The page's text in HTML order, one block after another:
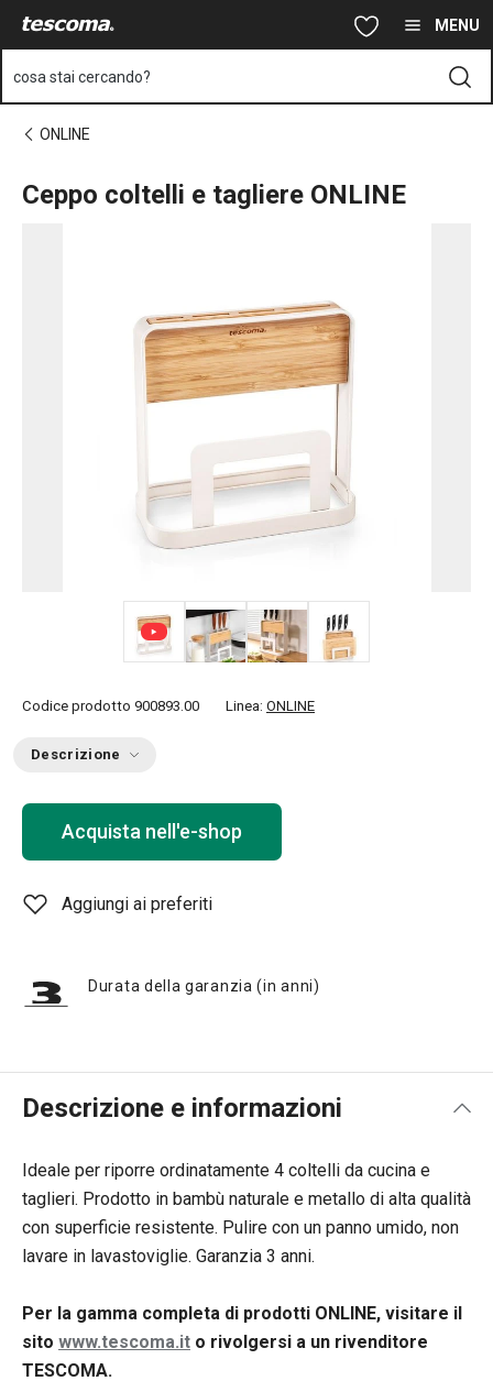
Vai al contenuto principale MENU
cosa stai cercando?
ONLINE
Ceppo coltelli e tagliere ONLINE
Codice prodotto 900893.00 Linea: ONLINE
Descrizione
Acquista nell'e-shop
Aggiungi ai preferiti
Durata della garanzia (in anni)
Descrizione e informazioni
Ideale per riporre ordinatamente 4 coltelli da cucina e
taglieri. Prodotto in bambù naturale e metallo di alta qualità
con superficie resistente. Pulire con un panno umido, non
lavare in lavastoviglie. Garanzia 3 anni.
Per la gamma completa di prodotti ONLINE, visitare il
sito www.tescoma.it o rivolgersi a un rivenditore
TESCOMA.